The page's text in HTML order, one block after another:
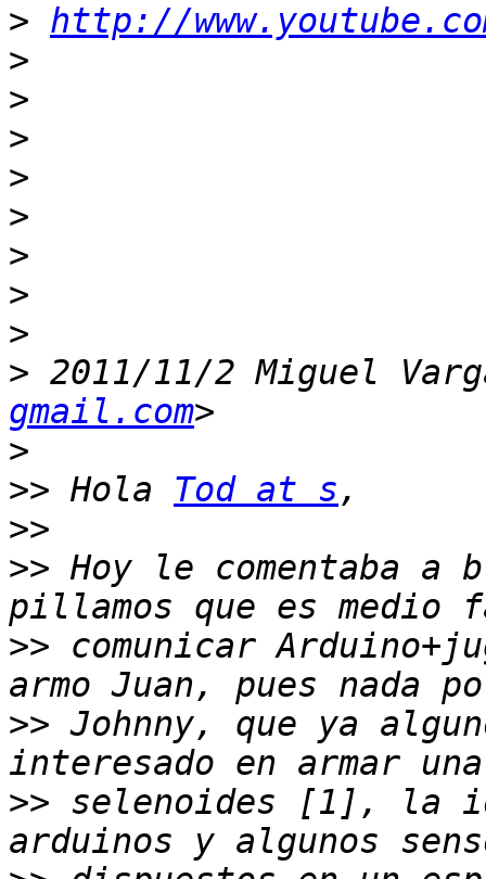
> http://
>
>
>
>
>
>
>
>
> 2011/11/2 Miguel
gmail.com
>
>> Hola Tod at s
>>
>> Hoy le comentaba a
>> comunicar
>> Johnny, que ya
>> selenoides [1], la